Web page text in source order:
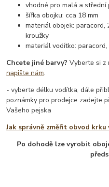
vhodné pro malá a střední
šířka obojku: cca 18 mm
materiál obojek: paracord,
kroužky
materiál vodítko:
Chcete jiné barvy? Vyberte si
napište nám.
- vyberte délku vodítka, dále
poznámky pro prodejce zadejte
Vašeho pejska
Jak správně změřit obvod krku
Po dohodě lze vyrobit